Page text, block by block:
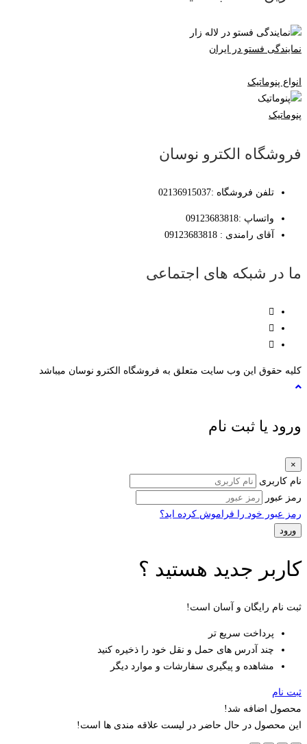
نمایندگی فستو در ایران
انواع پنوماتیک
پنوماتیک
فروشگاه الکترو نوسان
تلفن فروشگاه :02136915037
واتساپ :09123683818
آقای رامندی : 09123683818
ما در شبکه های اجتماعی
کلیه حقوق این وب سایت متعلق به فروشگاه الکترو نوسان میباشد
ورود یا ثبت نام
×
نام کاربری
رمز عبور
رمز عبور خود را فراموش کرده اید؟
کاربر جدید هستید ؟
ثبت نام رایگان و آسان است!
پرداخت سریع تر
چند آدرس های حمل و نقل خود را ذخیره کنید
مشاهده و پیگیری سفارشات و موارد دیگر
ثبت نام
محصول اضافه شد!
این محصول در حال حاضر در لیست علاقه مندی ها است!